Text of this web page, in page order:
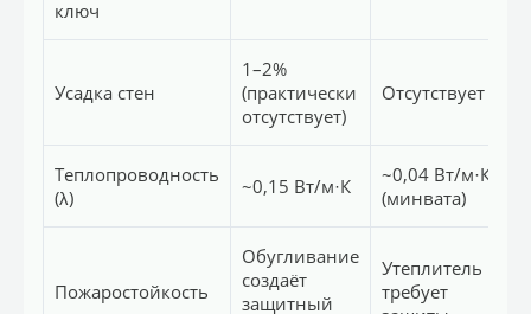
ключ
Усадка стен
1–2%
(практически
отсутствует)
Отсутствует
Теплопроводность
(λ)
~0,15 Вт/м·К
~0,04 Вт/м·К
(минвата)
Пожаростойкость
Обугливание
создаёт
защитный
Утеплитель
требует